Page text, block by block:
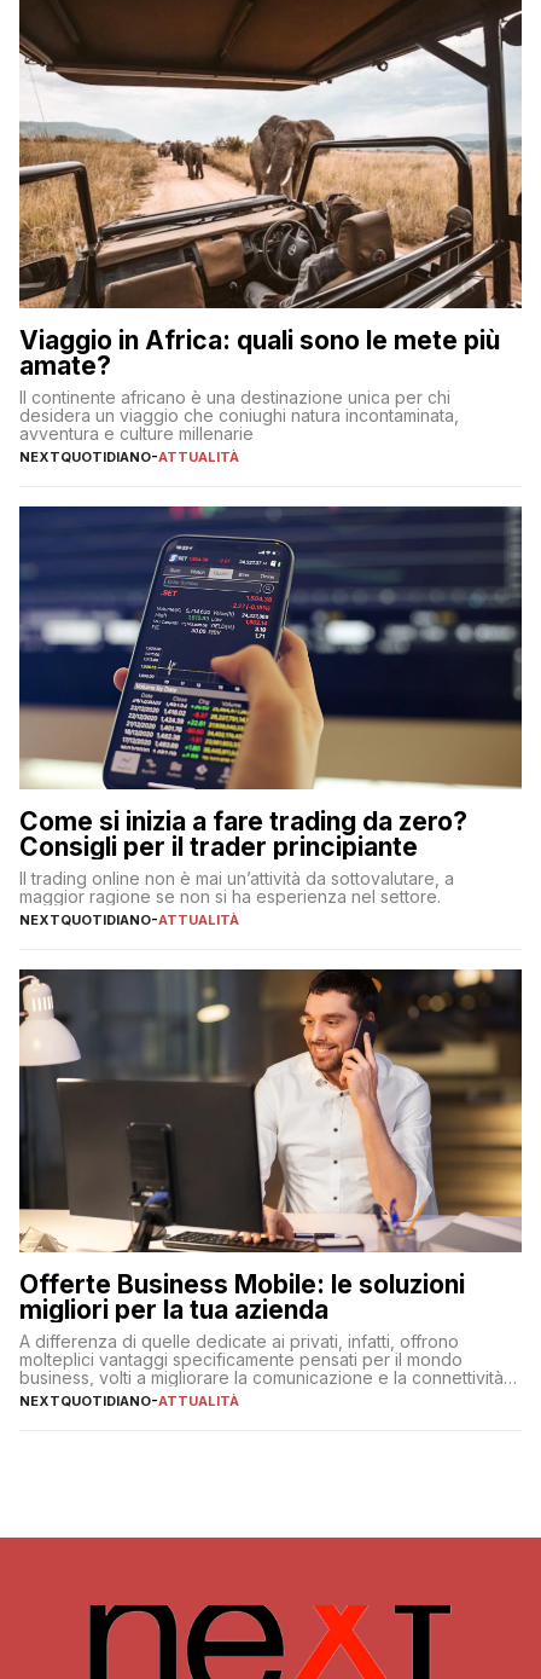
Viaggio in Africa: quali sono le mete più
amate?
Il continente africano è una destinazione unica per chi
desidera un viaggio che coniughi natura incontaminata,
avventura e culture millenarie
NEXTQUOTIDIANO-ATTUALITÀ
Come si inizia a fare trading da zero?
Consigli per il trader principiante
Il trading online non è mai un’attività da sottovalutare, a
maggior ragione se non si ha esperienza nel settore.
NEXTQUOTIDIANO-ATTUALITÀ
Offerte Business Mobile: le soluzioni
migliori per la tua azienda
A differenza di quelle dedicate ai privati, infatti, offrono
molteplici vantaggi specificamente pensati per il mondo
business, volti a migliorare la comunicazione e la connettività
degli utenti
NEXTQUOTIDIANO-ATTUALITÀ